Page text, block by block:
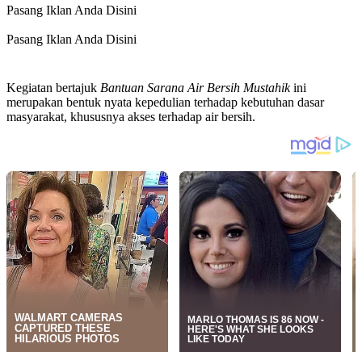
Pasang Iklan Anda Disini
Pasang Iklan Anda Disini
Kegiatan bertajuk Bantuan Sarana Air Bersih Mustahikini
merupakan bentuk nyata kepedulian terhadap kebutuhan dasar
masyarakat, khususnya akses terhadap air bersih.